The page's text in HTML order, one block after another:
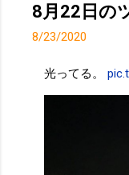
8月22日の
8/23/2020
光ってる。